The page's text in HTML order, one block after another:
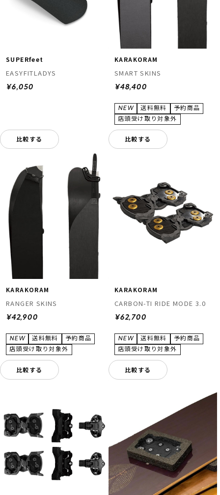
SUPERfeet
EASYFITLADYS
¥6,050
比較する
KARAKORAM
SMART SKINS
¥48,400
比較する
KARAKORAM
RANGER SKINS
¥42,900
比較する
KARAKORAM
CARBON-TI RIDE MODE 3.0
¥62,700
比較する